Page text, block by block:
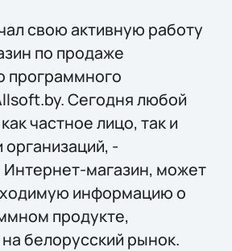
свою активную работу
по продаже
программного
Сегодня любой
частное лицо, так и
организаций, -
магазин, может
информацию о
продукте,
белорусский рынок.